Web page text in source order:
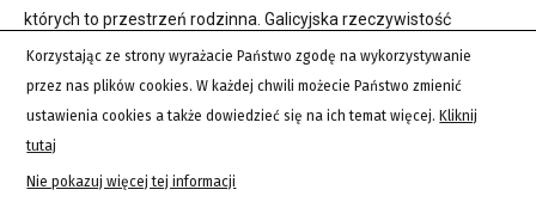
których to przestrzeń rodzinna. Galicyjska rzeczywistość
przedwojennego Sambora doświadczana przez dwa różne
podmioty, jeśli uwzględnić kryteria „rasy i klasy”, układa się w
opowieść o światach równoległych, mimo bliskości
przestrzennej oddzielonych od siebie wyrazistymi granicami
Korzystając ze strony wyrażacie Państwo zgodę na wykorzystywanie
przez nas plików cookies. W każdej chwili możecie Państwo zmienić
ustawienia cookies a także dowiedzieć się na ich temat więcej. Kliknij
tutaj
Nie pokazuj więcej tej informacji